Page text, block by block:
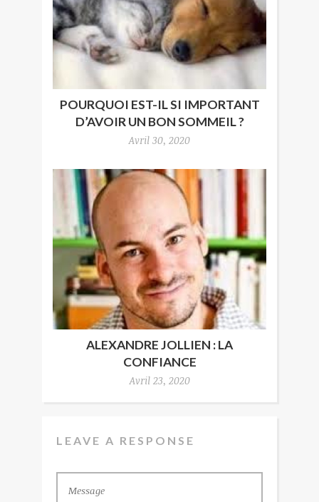
POURQUOI EST-IL SI IMPORTANT
D’AVOIR UN BON SOMMEIL ?
Avril 30, 2020
ALEXANDRE JOLLIEN : LA
CONFIANCE
Avril 23, 2020
LEAVE A RESPONSE